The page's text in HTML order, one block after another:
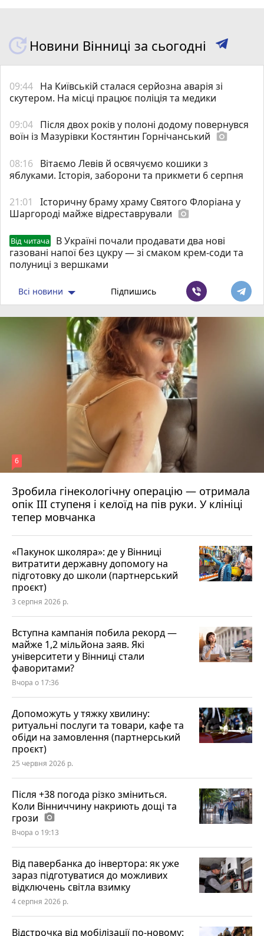
Новини Вінниці за сьогодні
09:44 На Київській сталася серйозна аварія зі
скутером. На місці працює поліція та медики
09:04 Після двох років у полоні додому повернувся
воїн із Мазурівки Костянтин Горнічанський photo_camera
08:16 Вітаємо Левів й освячуємо кошики з
яблуками. Історія, заборони та прикмети 6 серпня
21:01
Історичну браму храму Святого Флоріана у
Шаргороді майже відреставрували photo_camera
Від читача
В Україні почали продавати два нові
газовані напої без цукру — зі смаком крем-соди та
полуниці з вершками
Всі новини Підпишись
Зробила гінекологічну операцію — отримала
опік ІІІ ступеня і келоїд на пів руки. У клініці
тепер мовчанка
6
«Пакунок школяра»: де у Вінниці
витратити державну допомогу на
підготовку до школи (партнерський
проєкт)
3 серпня 2026 р.
Вступна кампанія побила рекорд —
майже 1,2 мільйона заяв. Які
університети у Вінниці стали
фаворитами?
Вчора о 17:36
Допоможуть у тяжку хвилину:
ритуальні послуги та товари, кафе та
обіди на замовлення (партнерський
проєкт)
25 червня 2026 р.
Після +38 погода різко зміниться.
Коли Вінниччину накриють дощі та
грози photo_camera
Вчора о 19:13
Від павербанка до інвертора: як уже
зараз підготуватися до можливих
відключень світла взимку
4 серпня 2026 р.
Відстрочка від мобілізації по-новому: